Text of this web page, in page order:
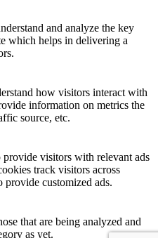
and analyze the key
which helps in delivering a
how visitors interact with
information on metrics the
source, etc.
provide visitors with relevant ads
track visitors across
customized ads.
that are being analyzed and
as yet.